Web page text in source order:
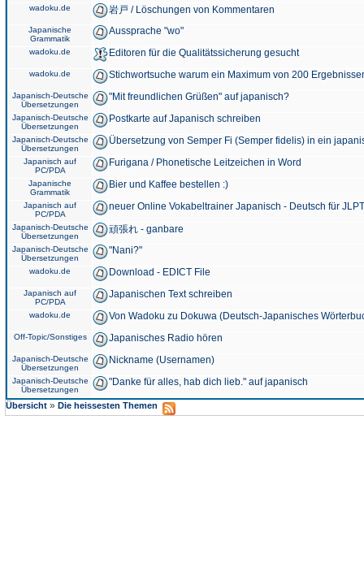
wadoku.de 岩戸 / Löschungen von Kommentaren
Japanische
Grammatik
Aussprache "wo"
wadoku.de Editoren für die Qualitätssicherung gesucht
wadoku.de Stichwortsuche warum ein Maximum von 200
Japanisch-Deutsche
Übersetzungen
"Mit freundlichen Grüßen" auf japanisch?
Japanisch-Deutsche
Übersetzungen
Postkarte auf Japanisch schreiben
Japanisch-Deutsche
Übersetzungen
Übersetzung von Semper Fi (Semper fidelis) in ein
Japanisch auf
PC/PDA
Furigana / Phonetische Leitzeichen in Word
Japanische
Grammatik
Bier und Kaffee bestellen :)
Japanisch auf
PC/PDA
neuer Online Vokabeltrainer Japanisch - Deutsch für
Japanisch-Deutsche
Übersetzungen
頑張れ - ganbare
Japanisch-Deutsche
Übersetzungen
"Nani?"
wadoku.de Download - EDICT File
Japanisch auf
PC/PDA
Japanischen Text schreiben
wadoku.de Von Wadoku zu Dokuwa (Deutsch-Japanisches
Off-Topic/Sonstiges Japanisches Radio hören
Japanisch-Deutsche
Übersetzungen
Nickname (Usernamen)
Japanisch-Deutsche
Übersetzungen
"Danke für alles, hab dich lieb." auf japanisch
Übersicht » Die heissesten Themen